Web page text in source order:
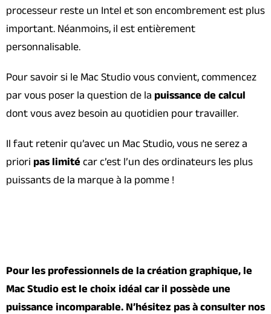
processeur reste un Intel et son encombrement est plus
important. Néanmoins, il est entièrement
personnalisable.
Pour savoir si le Mac Studio vous convient, commencez
par vous poser la question de la puissance de calcul
dont vous avez besoin au quotidien pour travailler.
Il faut retenir qu’avec un Mac Studio, vous ne serez a
priori pas limité car c’est l’un des ordinateurs les plus
puissants de la marque à la pomme !
Pour les professionnels de la création graphique, le
Mac Studio est le choix idéal car il possède une
puissance incomparable. N’hésitez pas à consulter nos